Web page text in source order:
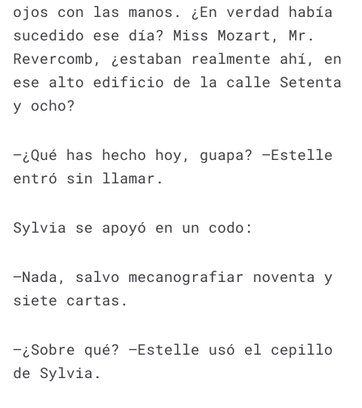
ojos con las manos. ¿En verdad había
sucedido ese día? Miss Mozart, Mr.
Revercomb, ¿estaban realmente ahí, en
ese alto edificio de la calle Setenta
y ocho?
—¿Qué has hecho hoy, guapa? —Estelle
entró sin llamar.
Sylvia se apoyó en un codo:
—Nada, salvo mecanografiar noventa y
siete cartas.
—¿Sobre qué? —Estelle usó el cepillo
de Sylvia.